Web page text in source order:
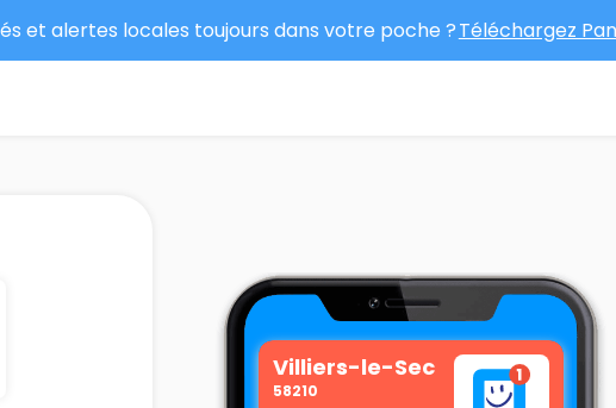
et alertes locales toujours dans votre poche ?Téléchargez
Villiers-le-Sec
58210